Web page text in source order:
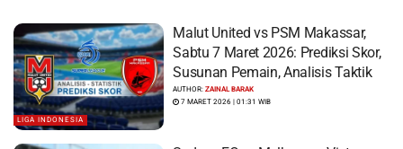
LIGA INDONESIA
Malut United vs PSM Makassar,
Sabtu 7 Maret 2026: Prediksi Skor,
Susunan Pemain, Analisis Taktik
AUTHOR:ZAINAL BARAK
7 MARET 2026 | 01:31 WIB